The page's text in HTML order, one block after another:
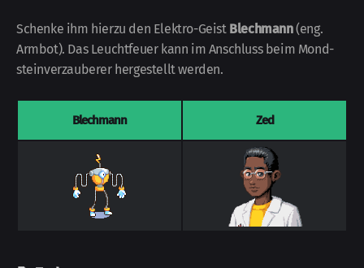
Schenke ihm hierzu den Elektro-Geist Blechmann(eng.
Armbot). Das Leuchtfeuer kann im Anschluss beim Mond­
stein­verzauberer hergestellt werden.
Blechmann Zed